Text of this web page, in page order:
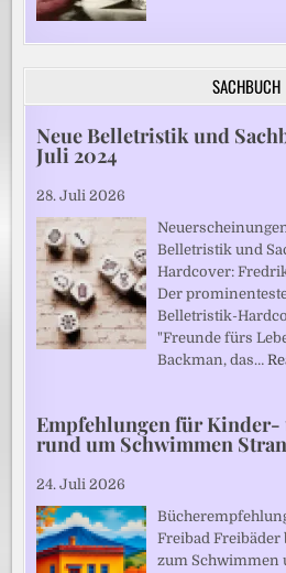
SACHBUCH
Neue Belletristik und
Juli 2024
28. Juli 2026
Belletristik und
Hardcover:
Der
Belletristik-
"Freunde fürs
Backman, das…
Empfehlungen für Kinder-
rund um Schwimmen
24. Juli 2026
Freibad
zum Schwimmen